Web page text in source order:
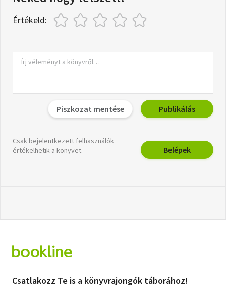
Értékeld:
Piszkozat mentése Publikálás
Csak bejelentkezett felhasználók
értékelhetik a könyvet.
Belépek
Csatlakozz Te is a könyvrajongók táborához!